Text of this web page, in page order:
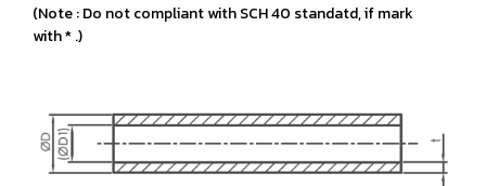
(Note : Do not compliant with SCH 40 standatd, if mark
with * .)